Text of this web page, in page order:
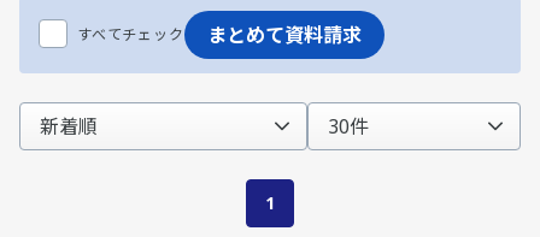
すべてチェック まとめて資料請求
1